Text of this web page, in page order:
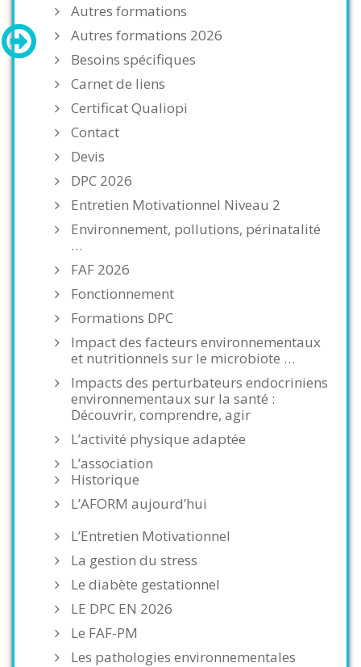
Autres formations
Autres formations 2026
Besoins spécifiques
Carnet de liens
Certificat Qualiopi
Contact
Devis
DPC 2026
Entretien Motivationnel Niveau 2
Environnement, pollutions, périnatalité
…
FAF 2026
Fonctionnement
Formations DPC
Impact des facteurs environnementaux
et nutritionnels sur le microbiote …
Impacts des perturbateurs endocriniens
environnementaux sur la santé :
Découvrir, comprendre, agir
L’activité physique adaptée
L’association
Historique
L’AFORM aujourd’hui
L’Entretien Motivationnel
La gestion du stress
Le diabète gestationnel
LE DPC EN 2026
Le FAF-PM
Les pathologies environnementales